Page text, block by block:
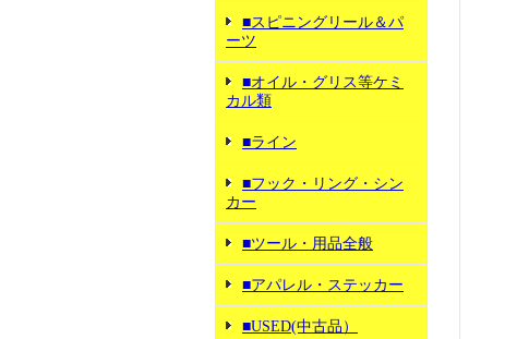
■スピニングリール＆パ
ーツ
■オイル・グリス等ケミ
カル類
■ライン
■フック・リング・シン
カー
■ツール・用品全般
■アパレル・ステッカー
■USED(中古品）